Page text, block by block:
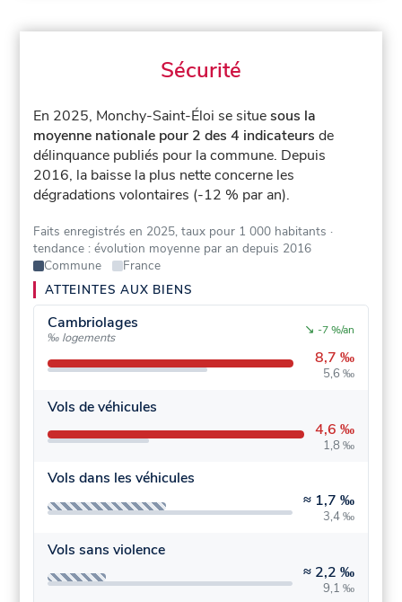
Sécurité
En 2025, Monchy-Saint-Éloi se situesous la
moyenne nationale pour 2 des 4 indicateurs de
délinquance publiés pour la commune. Depuis
2016, la baisse la plus nette concerne les
dégradations volontaires (-12 % par an).
Faits enregistrés en 2025, taux pour 1 000 habitants ·
tendance : évolution moyenne par an depuis 2016
Commune
France
ATTEINTES AUX BIENS
Cambriolages
‰ logements
8,7 ‰
5,6 ‰
↘ -7 %/an
Vols de véhicules
4,6 ‰
1,8 ‰
Vols dans les véhicules
≈ 1,7 ‰
3,4 ‰
Vols sans violence
≈ 2,2 ‰
9,1 ‰